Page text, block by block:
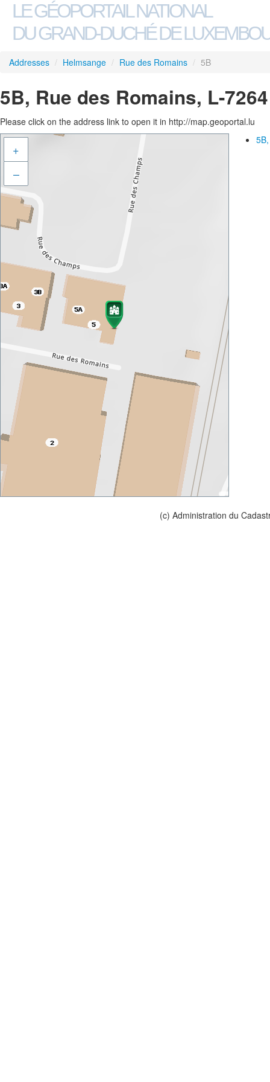
LE GÉOPORTAIL NATIONAL
DU GRAND-DUCHÉ DE
Addresses / Helmsange / Rue des Romains / 5B
5B, Rue des Romains, L-
Please click on the address link to open it in http://map.geoportal.lu
+
–
(c) Administration du